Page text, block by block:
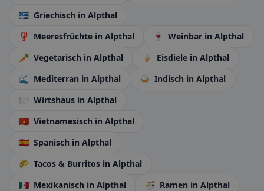
🇬🇷 Griechisch in Alpthal
🦞 Meeresfrüchte in Alpthal 🍷 Weinbar in Alpthal
🥕 Vegetarisch in Alpthal 🍦 Eisdiele in Alpthal
🌊
Mediterran in Alpthal 🍛 Indisch in Alpthal
🍽️ Wirtshaus in Alpthal
🇻🇳 Vietnamesisch in Alpthal
🇪🇸 Spanisch in Alpthal
🌮 Tacos & Burritos in Alpthal
🇲🇽 Mexikanisch in Alpthal 🍜 Ramen in Alpthal